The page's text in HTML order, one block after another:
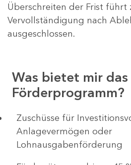
Überschreiten der Frist führt
Vervollständigung nach
ausgeschlossen.
Was bietet mir das
Förderprogramm?
​​​​​​Zuschüsse für
Anlagevermögen oder
Lohnausgabenförderung